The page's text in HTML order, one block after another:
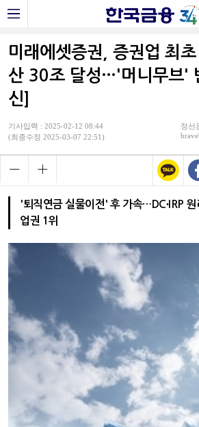
미래에셋증권, 증권업 최
산 30조 달성…'머니무브'
신]
기사입력 : 2025-02-12 08:44
(최종수정 2025-03-07 22:51)
정선
'퇴직연금 실물이전' 후 가속…DC∙IRP
업권 1위